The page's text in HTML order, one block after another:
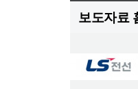
보도자료